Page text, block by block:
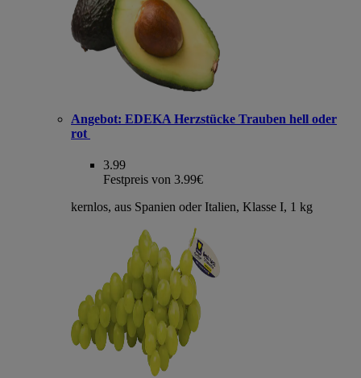
Angebot: EDEKA Herzstücke Trauben hell oder
rot
3.99
Festpreis von 3.99€
kernlos, aus Spanien oder Italien, Klasse I, 1 kg